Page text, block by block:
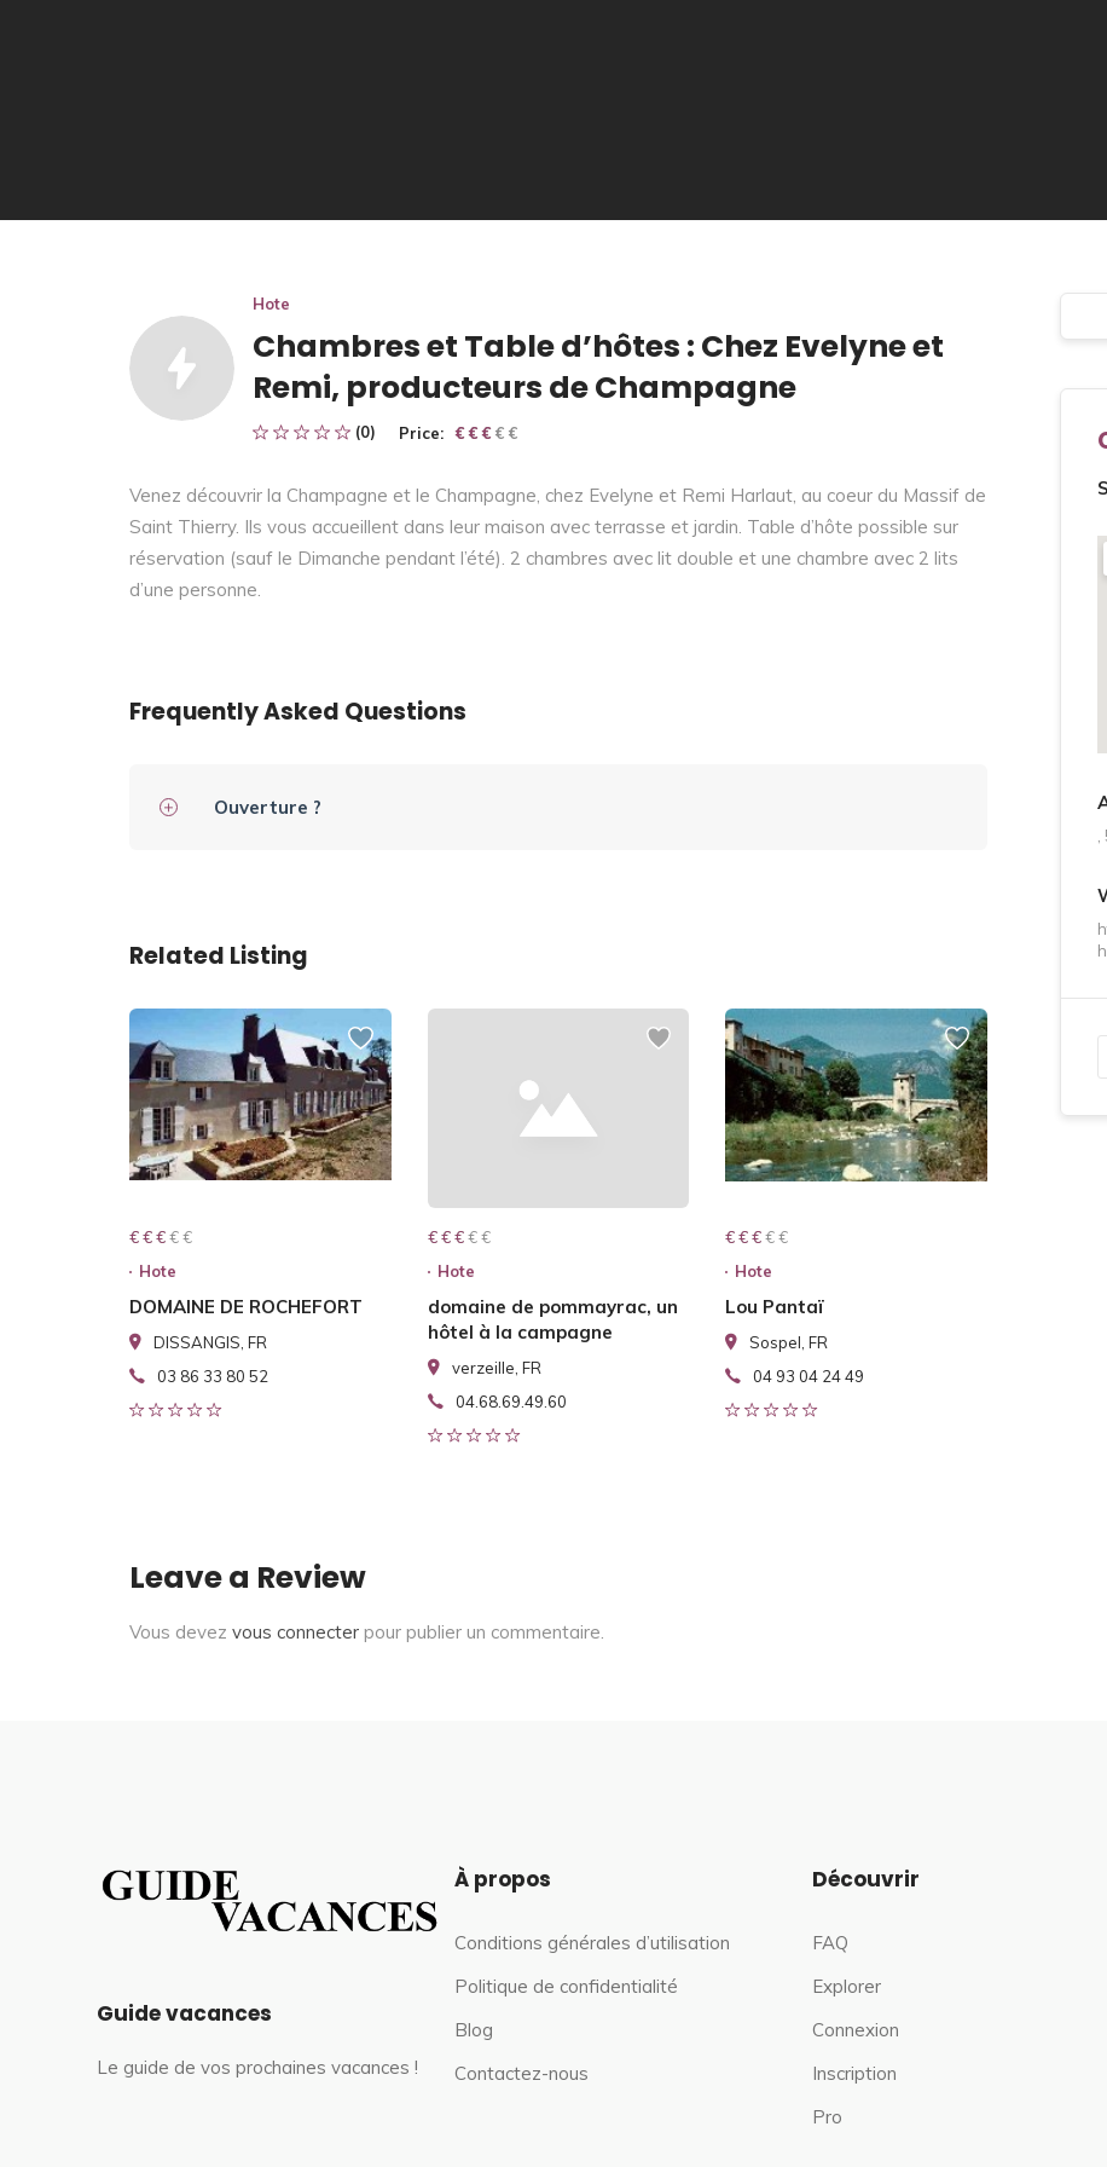
Hote
Chambres et Table d’hôtes : Chez Evelyne et
Remi, producteurs de Champagne
(0) Price: € € € € €
€ € €
Venez découvrir la Champagne et le Champagne, chez Evelyne et Remi Harlaut, au coeur du Massif de
Saint Thierry. Ils vous accueillent dans leur maison avec terrasse et jardin. Table d’hôte possible sur
réservation (sauf le Dimanche pendant l’été). 2 chambres avec lit double et une chambre avec 2 lits
d’une personne.
Frequently Asked Questions
Ouverture ?
Related Listing
€ € € € €
€ € €
Hote
DOMAINE DE ROCHEFORT
DISSANGIS, FR
03 86 33 80 52
€ € € € €
€ € €
Hote
domaine de pommayrac, un
hôtel à la campagne
verzeille, FR
04.68.69.49.60
€ € € € €
€ € €
Hote
Lou Pantaï
Sospel, FR
04 93 04 24 49
Leave a Review
Vous devez vous connecter pour publier un commentaire.
Guide vacances
Le guide de vos prochaines vacances !
À propos
Conditions générales d’utilisation
Politique de confidentialité
Blog
Contactez-nous
Découvrir
FAQ
Explorer
Connexion
Inscription
Pro